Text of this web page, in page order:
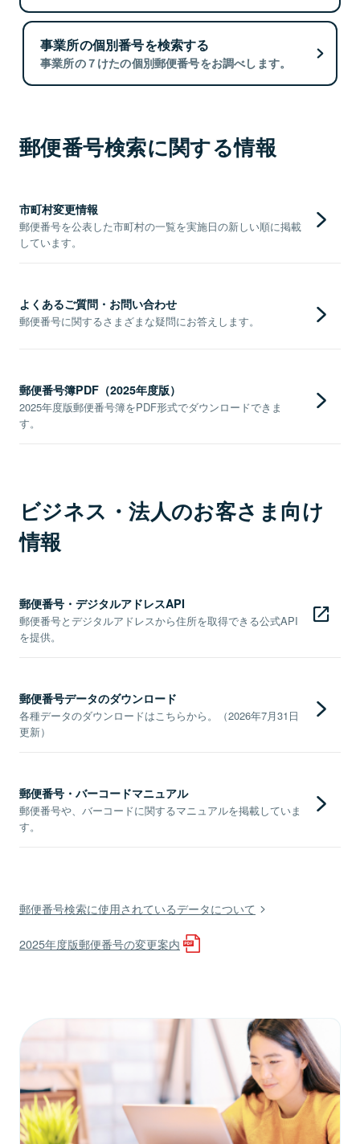
事業所の個別番号を検索する
事業所の７けたの個別郵便番号をお調べします。
郵便番号検索に関する情報
市町村変更情報
郵便番号を公表した市町村の一覧を実施日の新しい順に掲載
しています。
よくあるご質問・お問い合わせ
郵便番号に関するさまざまな疑問にお答えします。
郵便番号簿PDF（2025年度版）
2025年度版郵便番号簿をPDF形式でダウンロードできま
す。
ビジネス・法人のお客さま向け
情報
郵便番号・デジタルアドレスAPI
郵便番号とデジタルアドレスから住所を取得できる公式API
を提供。
郵便番号データのダウンロード
各種データのダウンロードはこちらから。（2026年7月31日
更新）
郵便番号・バーコードマニュアル
郵便番号や、バーコードに関するマニュアルを掲載していま
す。
郵便番号検索に使用されているデータについて
2025年度版郵便番号の変更案内